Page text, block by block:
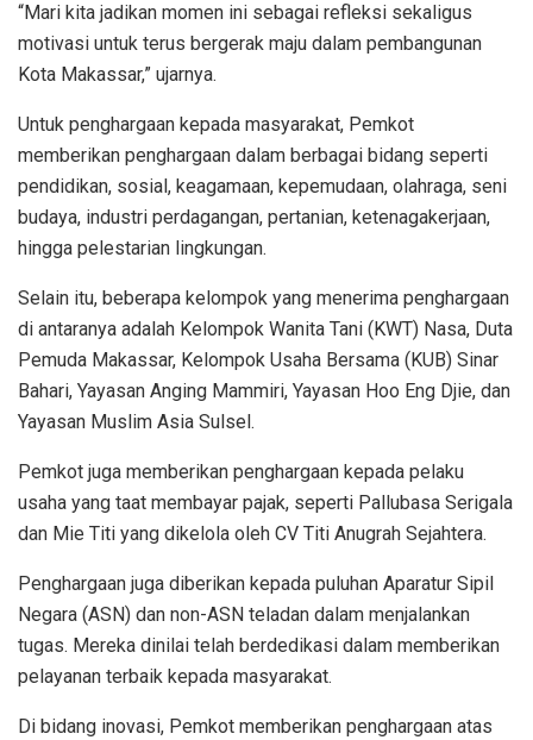
“Mari kita jadikan momen ini sebagai refleksi sekaligus
motivasi untuk terus bergerak maju dalam pembangunan
Kota Makassar,” ujarnya.
Untuk penghargaan kepada masyarakat, Pemkot
memberikan penghargaan dalam berbagai bidang seperti
pendidikan, sosial, keagamaan, kepemudaan, olahraga, seni
budaya, industri perdagangan, pertanian, ketenagakerjaan,
hingga pelestarian lingkungan.
Selain itu, beberapa kelompok yang menerima penghargaan
di antaranya adalah Kelompok Wanita Tani (KWT) Nasa, Duta
Pemuda Makassar, Kelompok Usaha Bersama (KUB) Sinar
Bahari, Yayasan Anging Mammiri, Yayasan Hoo Eng Djie, dan
Yayasan Muslim Asia Sulsel.
Pemkot juga memberikan penghargaan kepada pelaku
usaha yang taat membayar pajak, seperti Pallubasa Serigala
dan Mie Titi yang dikelola oleh CV Titi Anugrah Sejahtera.
Penghargaan juga diberikan kepada puluhan Aparatur Sipil
Negara (ASN) dan non-ASN teladan dalam menjalankan
tugas. Mereka dinilai telah berdedikasi dalam memberikan
pelayanan terbaik kepada masyarakat.
Di bidang inovasi, Pemkot memberikan penghargaan atas